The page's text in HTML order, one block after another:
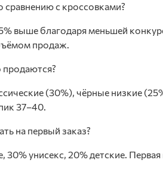
сравнению с кроссовками?
выше благодаря меньшей
продаж.
продаются?
(30%), чёрные низкие
37–40.
на первый заказ?
30% унисекс, 20% детские.